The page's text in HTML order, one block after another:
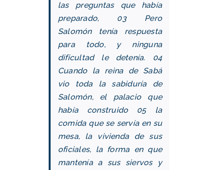
las preguntas que había
preparado, 03 Pero
Salomón tenía respuesta
para todo, y ninguna
dificultad le detenía. 04
Cuando la reina de Sabá
vio toda la sabiduría de
Salomón, el palacio que
había construido 05 la
comida que se servía en su
mesa, la vivienda de sus
oficiales, la forma en que
mantenía a sus siervos y